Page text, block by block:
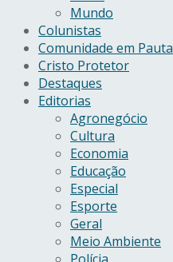
Mundo
Colunistas
Comunidade em Pauta
Cristo Protetor
Destaques
Editorias
Agronegócio
Cultura
Economia
Educação
Especial
Esporte
Geral
Meio Ambiente